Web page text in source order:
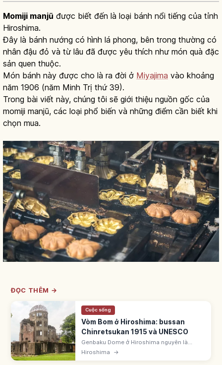
Momiji manjū được biết đến là loại bánh nổi tiếng của tỉnh
Hiroshima.
Đây là bánh nướng có hình lá phong, bên trong thường có
nhân đậu đỏ và từ lâu đã được yêu thích như món quà đặc
sản quen thuộc.
Món bánh này được cho là ra đời ở Miyajima vào khoảng
năm 1906 (năm Minh Trị thứ 39).
Trong bài viết này, chúng tôi sẽ giới thiệu nguồn gốc của
momiji manjū, các loại phổ biến và những điểm cần biết khi
chọn mua.
ĐỌC THÊM →
Cuộc sống
Vòm Bom ở Hiroshima: bussan
Chinretsukan 1915 và UNESCO
Genbaku Dome ở Hiroshima nguyên là
Bussan Chinretsukan xây 1915 do kiến trúc
Hiroshima →